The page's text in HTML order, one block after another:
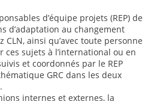
d’équipe projets (REP) de
d’adaptation au changement
CLN, ainsi qu’avec toute personne
ces sujets à l’international ou en
et coordonnés par le REP
GRC dans les deux
internes et externes, la